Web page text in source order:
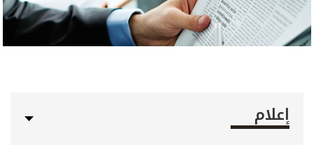
إعلام